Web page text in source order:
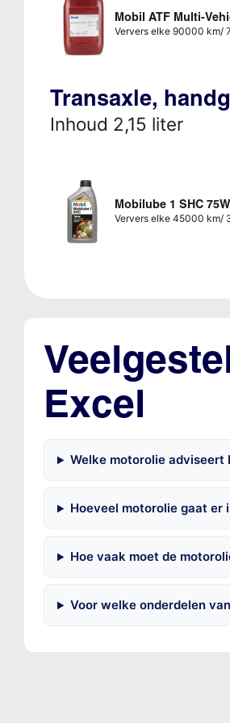
Mobil ATF Multi-
Ververs elke 90000 km/
Transaxle,
Inhoud 2,15 liter
Mobilube 1 SHC
Ververs elke 45000 km/
Excel
Welke motorolie adviseert
Hoeveel motorolie gaat er
Hoe vaak moet de
Voor welke onderdelen